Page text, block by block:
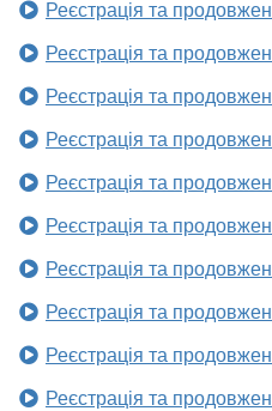
Реєстрація та
Реєстрація та
Реєстрація та
Реєстрація та
Реєстрація та
Реєстрація та
Реєстрація та
Реєстрація та
Реєстрація та
Реєстрація та